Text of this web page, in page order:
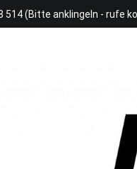
514 (Bitte anklingeln - rufe